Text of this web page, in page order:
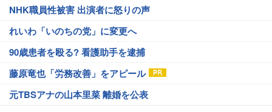
NHK職員性被害 出演者に怒りの声
れいわ「いのちの党」に変更へ
90歳患者を殴る? 看護助手を逮捕
藤原竜也「労務改善」をアピール
元TBSアナの山本里菜 離婚を公表